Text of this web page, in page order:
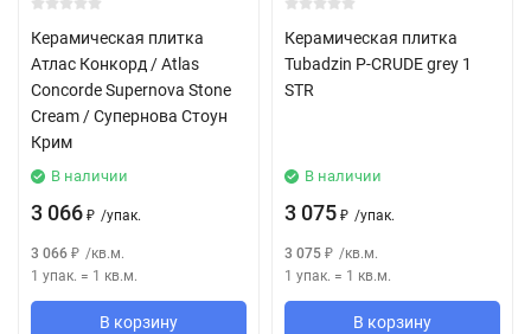
Керамическая плитка
Атлас Конкорд / Atlas
Concorde Supernova Stone
Cream / Супернова Стоун
Крим
В наличии
3 066 ₽ /упак.
3 066 ₽ /кв.м.
1 упак. = 1 кв.м.
В корзину
Керамическая плитка
Tubadzin P-CRUDE grey 1
STR
В наличии
3 075 ₽ /упак.
3 075 ₽ /кв.м.
1 упак. = 1 кв.м.
В корзину